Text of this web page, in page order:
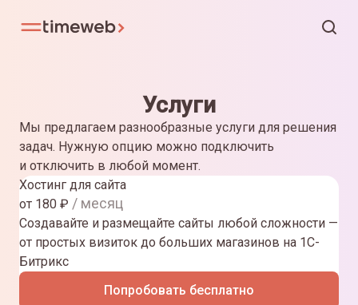
Услуги
Мы предлагаем разнообразные услуги для решения
задач. Нужную опцию можно подключить
и отключить в любой момент.
Хостинг для сайта
от 180 ₽ / месяц
Создавайте и размещайте сайты любой сложности —
от простых визиток до больших магазинов на 1С-
Битрикс
Попробовать бесплатно